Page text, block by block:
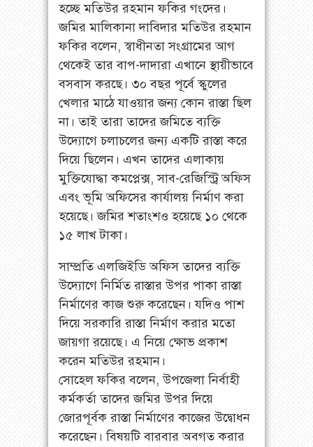
হচ্ছে মতিউর রহমান ফকির গংদের।
জমির মালিকানা দাবিদার মতিউর রহমান
ফকির বলেন, স্বাধীনতা সংগ্রামের আগ
থেকেই তার বাপ-দাদারা এখানে স্থায়ীভাবে
বসবাস করছে। ৩০ বছর পূর্বে স্কুলের
খেলার মাঠে যাওয়ার জন্য কোন রাস্তা ছিল
না। তাই তারা তাদের জমিতে ব্যক্তি
উদ্যোগে চলাচলের জন্য একটি রাস্তা করে
দিয়ে ছিলেন। এখন তাদের এলাকায়
মুক্তিযোদ্ধা কমপ্লেক্স, সাব-রেজিস্ট্রি অফিস
এবং ভূমি অফিসের কার্যালয় নির্মাণ করা
হয়েছে। জমির শতাংশও হয়েছে ১০ থেকে
১৫ লাখ টাকা।
সাম্প্রতি এলজিইডি অফিস তাদের ব্যক্তি
উদ্যোগে নির্মিত রাস্তার উপর পাকা রাস্তা
নির্মাণের কাজ শুরু করেছেন। যদিও পাশ
দিয়ে সরকারি রাস্তা নির্মাণ করার মতো
জায়গা রয়েছে। এ নিয়ে ক্ষোভ প্রকাশ
করেন মতিউর রহমান।
সোহেল ফকির বলেন, উপজেলা নির্বাহী
কর্মকর্তা তাদের জমির উপর দিয়ে
জোরপূর্বক রাস্তা নির্মাণের কাজের উদ্বোধন
করেছেন। বিষয়টি বারবার অবগত করার